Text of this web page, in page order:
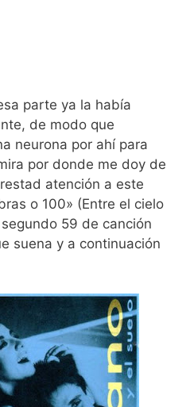
parte ya la había
de modo que
neurona por ahí para
por donde me doy de
atención a este
o 100» (Entre el cielo
59 de canción
suena y a continuación